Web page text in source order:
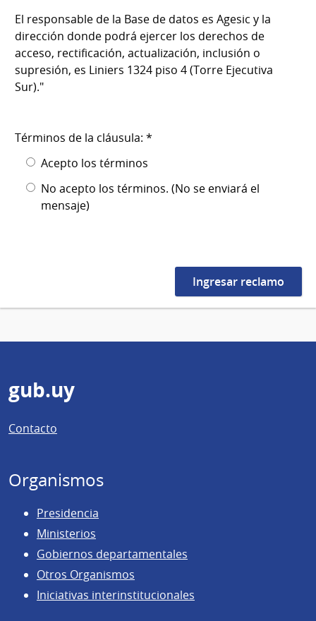
El responsable de la Base de datos es Agesic y la
dirección donde podrá ejercer los derechos de
acceso, rectificación, actualización, inclusión o
supresión, es Liniers 1324 piso 4 (Torre Ejecutiva
Sur)."
Términos de la cláusula: *
Acepto los términos
No acepto los términos. (No se enviará el
mensaje)
Pie
de
página
gub.uy
Contacto
Organismos
Presidencia
Ministerios
Gobiernos departamentales
Otros Organismos
Iniciativas interinstitucionales